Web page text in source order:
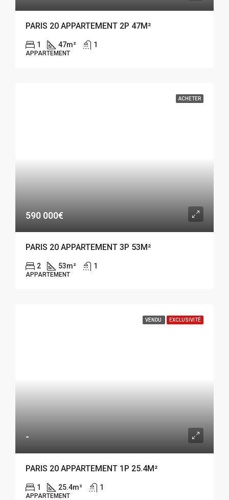
PARIS 20 APPARTEMENT 2P 47M²
1 47m² 1
APPARTEMENT
ACHETER
590 000€
PARIS 20 APPARTEMENT 3P 53M²
2 53m² 1
APPARTEMENT
VENDU EXCLUSIVITÉ
-
PARIS 20 APPARTEMENT 1P 25.4M²
1 25.4m² 1
APPARTEMENT